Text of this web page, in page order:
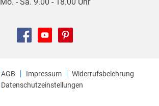
AGB Impressum
Widerrufsbelehrung
Datenschutzeinstellungen